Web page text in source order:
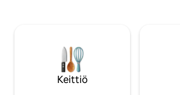
maastopyöräilyyn. Lähellä taloa on 3
erinomaista ravintolaa. Autoa
suositellaan, katumaasturi on parempi,
koska tie on hieman kuoppainen joissain
Keittiö